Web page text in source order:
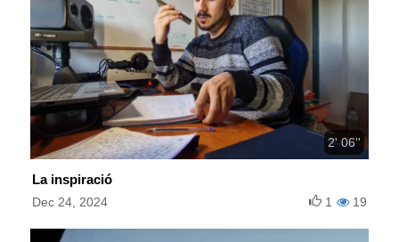
2' 06''
La inspiració
Dec 24, 2024 19
1